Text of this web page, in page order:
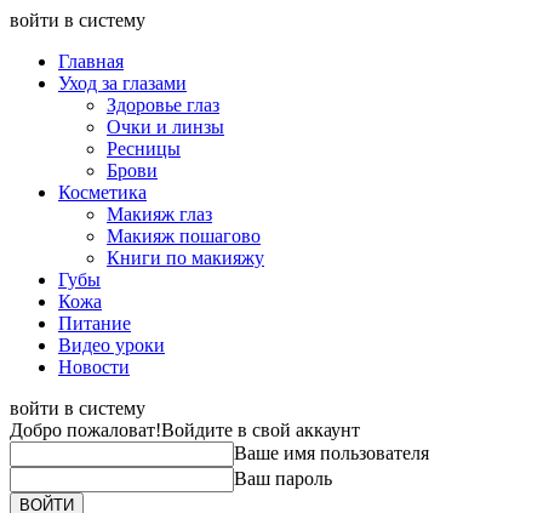
войти в систему
Главная
Уход за глазами
Здоровье глаз
Очки и линзы
Ресницы
Брови
Косметика
Макияж глаз
Макияж пошагово
Книги по макияжу
Губы
Кожа
Питание
Видео уроки
Новости
войти в систему
Добро пожаловат!Войдите в свой аккаунт
Ваше имя пользователя
Ваш пароль